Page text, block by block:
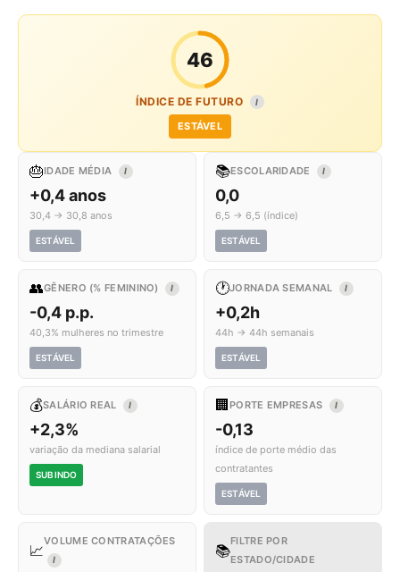
46
ÍNDICE DE FUTURO I
ESTÁVEL
🎂IDADE MÉDIA I
+0,4 anos
30,4 → 30,8 anos
ESTÁVEL
📚ESCOLARIDADE I
0,0
6,5 → 6,5 (índice)
ESTÁVEL
👥GÊNERO (% FEMININO) I
-0,4 p.p.
40,3% mulheres no trimestre
ESTÁVEL
🕐JORNADA SEMANAL I
+0,2h
44h → 44h semanais
ESTÁVEL
💰SALÁRIO REAL I
+2,3%
variação da mediana salarial
SUBINDO
🏢 PORTE EMPRESAS I
-0,13
índice de porte médio das
contratantes
ESTÁVEL
📈
VOLUME CONTRATAÇÕES
I
📚
FILTRE POR
ESTADO/CIDADE